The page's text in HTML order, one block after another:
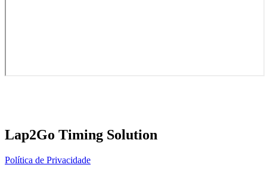
Lap2Go Timing Solution
Política de Privacidade